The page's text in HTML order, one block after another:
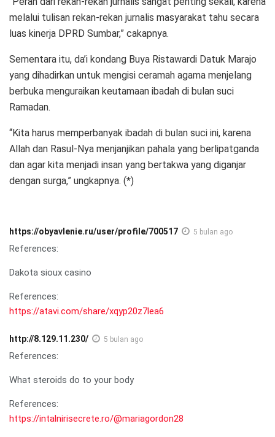
melalui tulisan rekan-rekan jurnalis masyarakat tahu secara
luas kinerja DPRD Sumbar,” cakapnya.
Sementara itu, da’i kondang Buya Ristawardi Datuk Marajo
yang dihadirkan untuk mengisi ceramah agama menjelang
berbuka menguraikan keutamaan ibadah di bulan suci
Ramadan.
“Kita harus memperbanyak ibadah di bulan suci ini, karena
Allah dan Rasul-Nya menjanjikan pahala yang berlipatganda
dan agar kita menjadi insan yang bertakwa yang diganjar
dengan surga,” ungkapnya. (*)
https://obyavlenie.ru/user/profile/700517 5 bulan ago
References:
Dakota sioux casino
References:
https://atavi.com/share/xqyp20z7lea6
http://8.129.11.230/ 5 bulan ago
References:
What steroids do to your body
References:
https://intalnirisecrete.ro/@mariagordon28